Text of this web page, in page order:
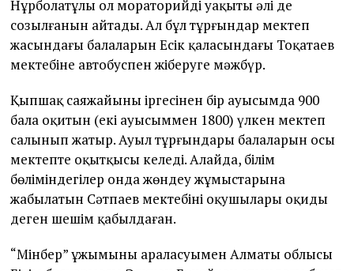
Нұрболатұлы ол мораторийдің уақыты әлі де
созылғанын айтады. Ал бұл тұрғындар мектеп
жасындағы балаларын Есік қаласындағы Тоқатаев
мектебіне автобуспен жіберуге мәжбүр.
Қыпшақ саяжайының іргесінен бір ауысымда 900
бала оқитын (екі ауысыммен 1800) үлкен мектеп
салынып жатыр. Ауыл тұрғындары балаларын осы
мектепте оқытқысы келеді. Алайда, білім
бөліміндегілер онда жөндеу жұмыстарына
жабылатын Сәтпаев мектебінің оқушылары оқиды
деген шешім қабылдаған.
“Мінбер” ұжымының араласуымен Алматы облысы